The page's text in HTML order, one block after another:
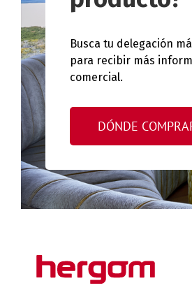
Busca tu delegación
para recibir más
comercial.
DÓNDE